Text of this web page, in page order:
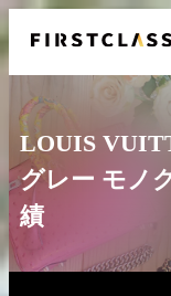
LOUIS
グレー モノ
績